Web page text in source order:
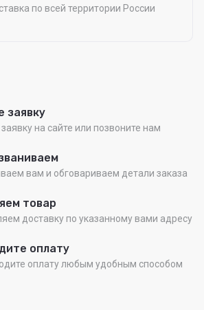
по всей территории России
заявку
на сайте или позвоните нам
вам и обговариваем детали заказа
товар
доставку по указанному вами адресу
оплату
оплату любым удобным способом